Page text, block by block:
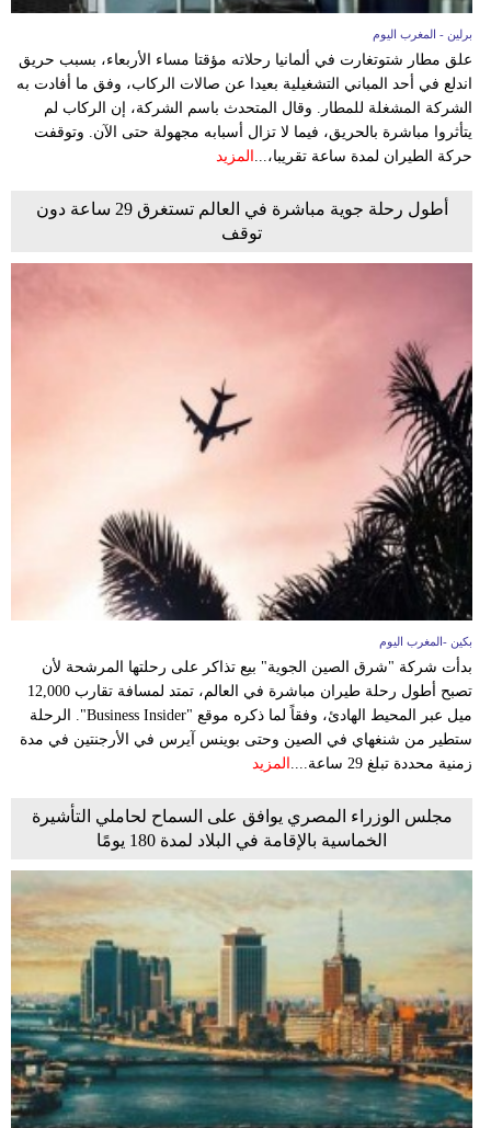
برلين - المغرب اليوم
علق مطار شتوتغارت في ألمانيا رحلاته مؤقتا مساء الأربعاء، بسبب حريق
اندلع في أحد المباني التشغيلية بعيدا عن صالات الركاب، وفق ما أفادت به
الشركة المشغلة للمطار. وقال المتحدث باسم الشركة، إن الركاب لم
يتأثروا مباشرة بالحريق، فيما لا تزال أسبابه مجهولة حتى الآن. وتوقفت
حركة الطيران لمدة ساعة تقريبا،... المزيد
أطول رحلة جوية مباشرة في العالم تستغرق 29 ساعة دون
توقف
بكين -المغرب اليوم
بدأت شركة "شرق الصين الجوية" بيع تذاكر على رحلتها المرشحة لأن
تصبح أطول رحلة طيران مباشرة في العالم، تمتد لمسافة تقارب 12,000
ميل عبر المحيط الهادئ، وفقاً لما ذكره موقع "Business Insider". الرحلة
ستطير من شنغهاي في الصين وحتى بوينس آيرس في الأرجنتين في مدة
زمنية محددة تبلغ 29 ساعة....
المزيد
مجلس الوزراء المصري يوافق على السماح لحاملي التأشيرة
الخماسية بالإقامة في البلاد لمدة 180 يومًا